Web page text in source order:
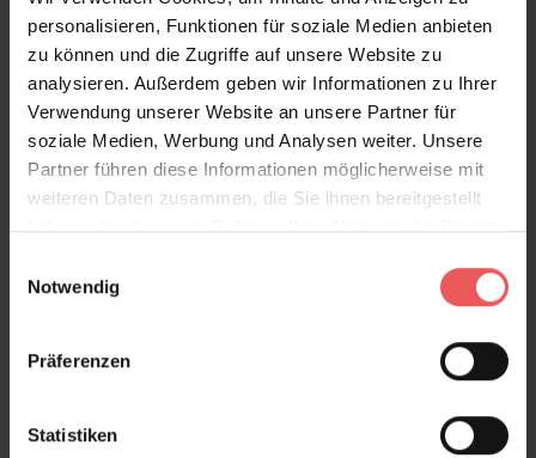
personalisieren, Funktionen für soziale Medien anbieten
zu können und die Zugriffe auf unsere Website zu
analysieren. Außerdem geben wir Informationen zu Ihrer
Verwendung unserer Website an unsere Partner für
soziale Medien, Werbung und Analysen weiter. Unsere
Partner führen diese Informationen möglicherweise mit
weiteren Daten zusammen, die Sie ihnen bereitgestellt
haben oder die sie im Rahmen Ihrer Nutzung der Dienste
Notwendig
Präferenzen
Statistiken
abgeleitet, um die natürliche Textur und Tiefe der
entworfenen Reben zu bewahren. Die Farbgebung
"Nebel" verleiht dem Raum eine ätherische und ruhige
Atmosphäre, die ein Gefühl der Entdeckung und
zeitlosen Schönheit hervorruft. Diese Tapete ist nicht
nur eine dekorative Ergänzung, sondern erzählt eine
Geschichte, die die Vorstellungskraft beflügelt und
eine gemütliche, geschichtsträchtige Umgebung
schafft.